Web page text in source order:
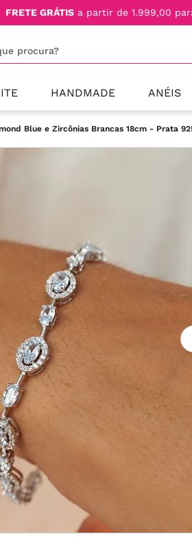
FRETE GRÁTIS a partir de 1.999,00
HANDMADE ANÉIS
Blue e Zircônias Brancas 18cm - Prata